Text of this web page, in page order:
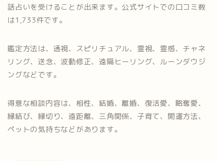
話占いを受けることが出来ます。公式サイトでの口コミ数
は1,733件です。
鑑定方法は、透視、スピリチュアル、霊視、霊感、チャネ
リング、送念、波動修正、遠隔ヒーリング、ルーンダウジ
ングなどです。
得意な相談内容は、相性、結婚、離婚、復活愛、略奪愛、
縁結び、縁切り、遠距離、三角関係、子育て、開運方法、
ペットの気持ちなどがあります。